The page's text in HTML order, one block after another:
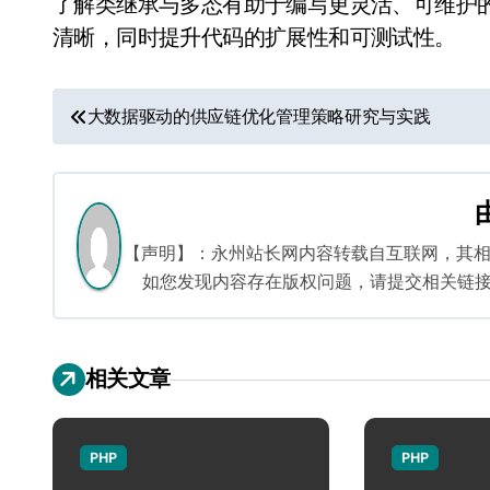
清晰，同时提升代码的扩展性和可测试性。
文
章
导
航
大数据驱动的供应链优化管理策略研究与实践
【声明】：永州站长网内容转载自互联网，
如您发现内容存在版权问题，请提交相关链
相关文章
PHP PHP